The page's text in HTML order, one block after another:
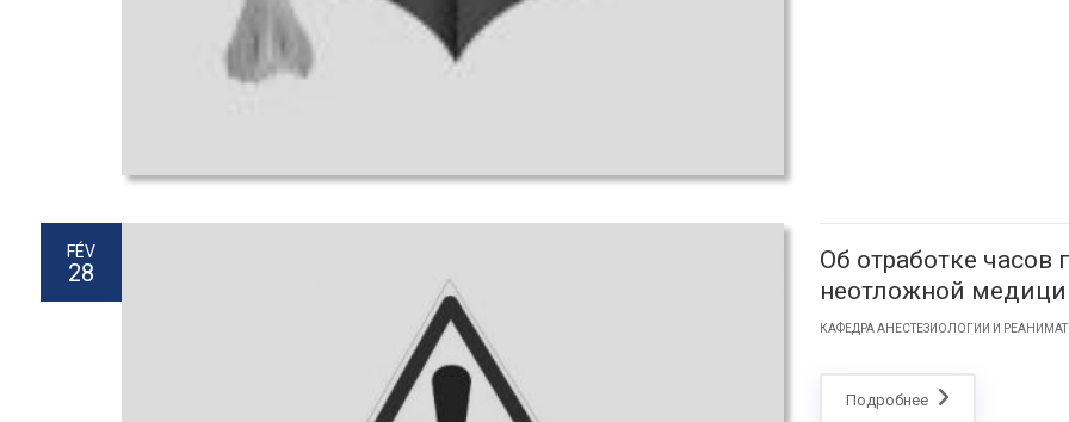
FÉV
28
Об отработке
неотложной
КАФЕДРА АНЕСТЕЗИОЛОГИИ И
Подробнее